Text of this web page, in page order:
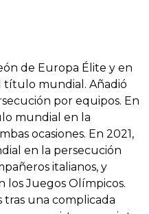
de Europa Élite y en
título mundial. Añadió
por equipos. En
mundial en la
ocasiones. En 2021,
en la persecución
italianos, y
Juegos Olímpicos.
tras una complicada